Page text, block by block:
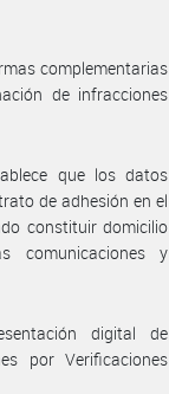
complementarias
de infracciones
que los datos
de adhesión en el
constituir domicilio
comunicaciones y
digital de
por Verificaciones